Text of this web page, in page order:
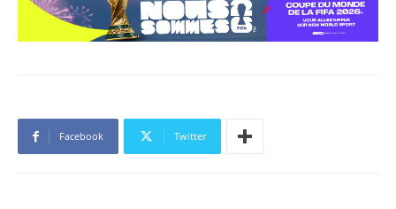
Facebook Twitter